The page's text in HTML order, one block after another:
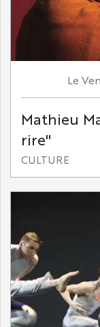
Le
Mathieu
rire"
CULTURE